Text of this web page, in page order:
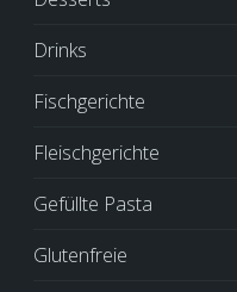
Drinks
Fischgerichte
Fleischgerichte
Gefüllte Pasta
Glutenfreie